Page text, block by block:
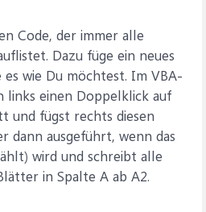
Code, der immer alle
Dazu füge ein neues
wie Du möchtest. Im VBA-
links einen Doppelklick auf
und fügst rechts diesen
dann ausgeführt, wenn das
wird und schreibt alle
in Spalte A ab A2.